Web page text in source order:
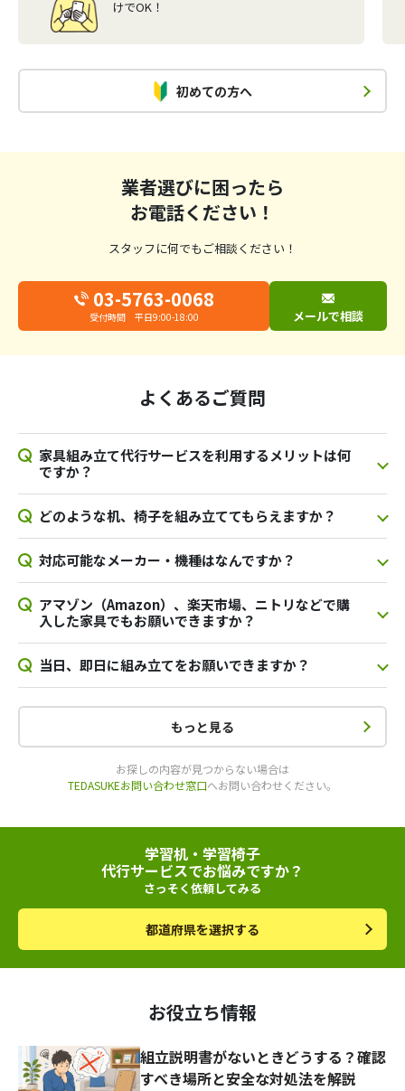
けでOK！
初めての方へ
業者選びに困ったら
お電話ください！
スタッフに何でもご相談ください！
03-5763-0068
受付時間 平日9:00-18:00 メールで相談
よくあるご質問
家具組み立て代行サービスを利用するメリットは何
ですか？
どのような机、椅子を組み立ててもらえますか？
対応可能なメーカー・機種はなんですか？
アマゾン（Amazon）、楽天市場、ニトリなどで購
入した家具でもお願いできますか？
当日、即日に組み立てをお願いできますか？
もっと見る
お探しの内容が見つからない場合は
TEDASUKEお問い合わせ窓口へお問い合わせください。
学習机・学習椅子
代行サービスでお悩みですか？
さっそく依頼してみる
都道府県を選択する
お役立ち情報
組立説明書がないときどうする？確認
すべき場所と安全な対処法を解説